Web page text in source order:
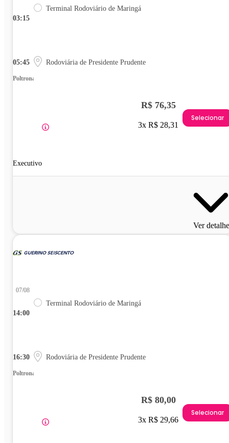
03:15
Terminal Rodoviário de Maringá
05:45 Rodoviária de Presidente Prudente
Poltrona
Executivo
R$ 76,35
3x R$ 28,31
Selecionar
Ver
14:00
07/08
Terminal Rodoviário de Maringá
16:30 Rodoviária de Presidente Prudente
Poltrona
R$ 80,00
3x R$ 29,66
Selecionar